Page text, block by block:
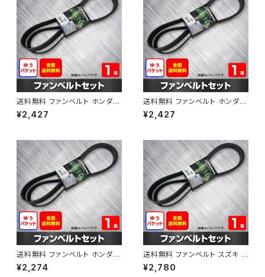
送料無料 ファンベルト ホンダ
ゼスト 型式JE1 H18.03～H24.
11 （国内トップメーカー） 1本 H
¥2,427
送料無料 ファンベルト ホンダ ラ
イフ 型式JB6 H15.09～H20.1
1 （国内トップメーカー） 1本 HA
¥2,427
送料無料 ファンベルト ホンダ フ
ィット 型式GE6 H19.10～H25.
09 （国内トップメーカー） 1本 H
¥2,274
送料無料 ファンベルト スズキ ス
ペーシア 型式MK32S H25.03
～H30.02 （国内トップメーカ
¥2,780